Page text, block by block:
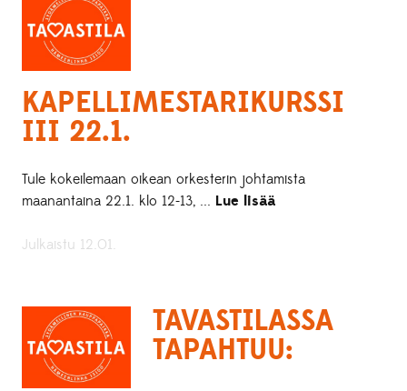
KAPELLIMESTARIKURSSI
III 22.1.
Tule kokeilemaan oikean orkesterin johtamista
maanantaina 22.1. klo 12-13, ... Lue lisää
Julkaistu 12.01.
TAVASTILASSA
TAPAHTUU: